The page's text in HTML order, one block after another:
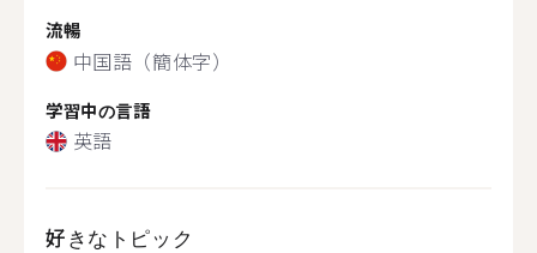
流暢
中国語（簡体字）
学習中の言語
英語
好きなトピック